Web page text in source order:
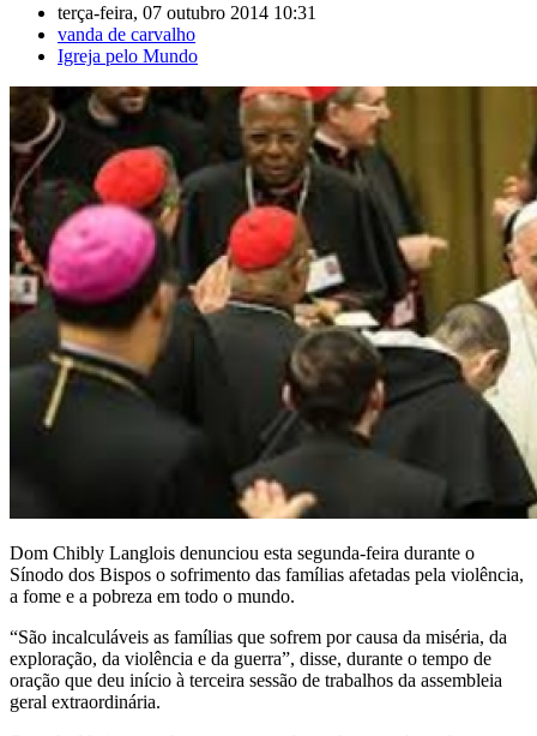
terça-feira, 07 outubro 2014 10:31
vanda de carvalho
Igreja pelo Mundo
Dom Chibly Langlois denunciou esta segunda-feira durante o
Sínodo dos Bispos o sofrimento das famílias afetadas pela violência,
a fome e a pobreza em todo o mundo.
“São incalculáveis as famílias que sofrem por causa da miséria, da
exploração, da violência e da guerra”, disse, durante o tempo de
oração que deu início à terceira sessão de trabalhos da assembleia
geral extraordinária.